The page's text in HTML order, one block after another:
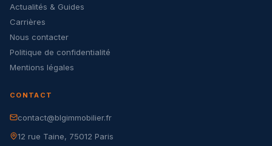
Actualités & Guides
Carrières
Nous contacter
Politique de confidentialité
Mentions légales
CONTACT
contact@blgimmobilier.fr
12 rue Taine, 75012 Paris